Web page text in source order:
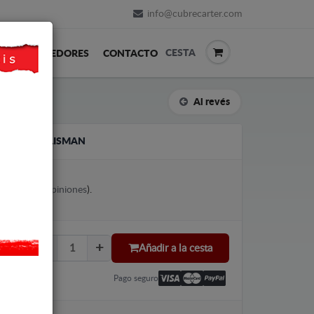
info@cubrecarter.com
REVENDEDORES CONTACTO CESTA
Al revés
TALISMAN
Ver opiniones).
Añadir a la cesta
Pago seguro